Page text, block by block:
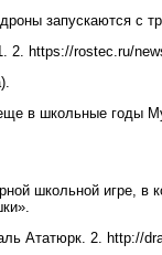
запускаются с
2. https://rostec.ru/
в школьные годы
школьной игре, в
Ататюрк. 2. http://